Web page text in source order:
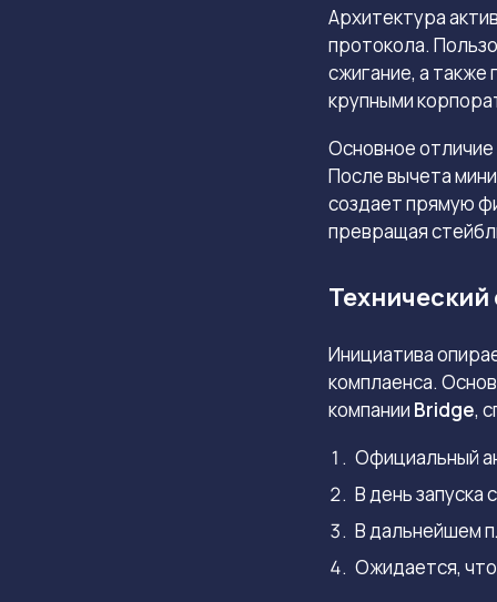
Архитектура
протокола.
сжигание, а также
крупными
Основное
После вычета
создает прямую
превращая
Инициатива
комплаенса.
компании Bridge,
Официальный
В день запуска
В дальнейшем
Ожидается,